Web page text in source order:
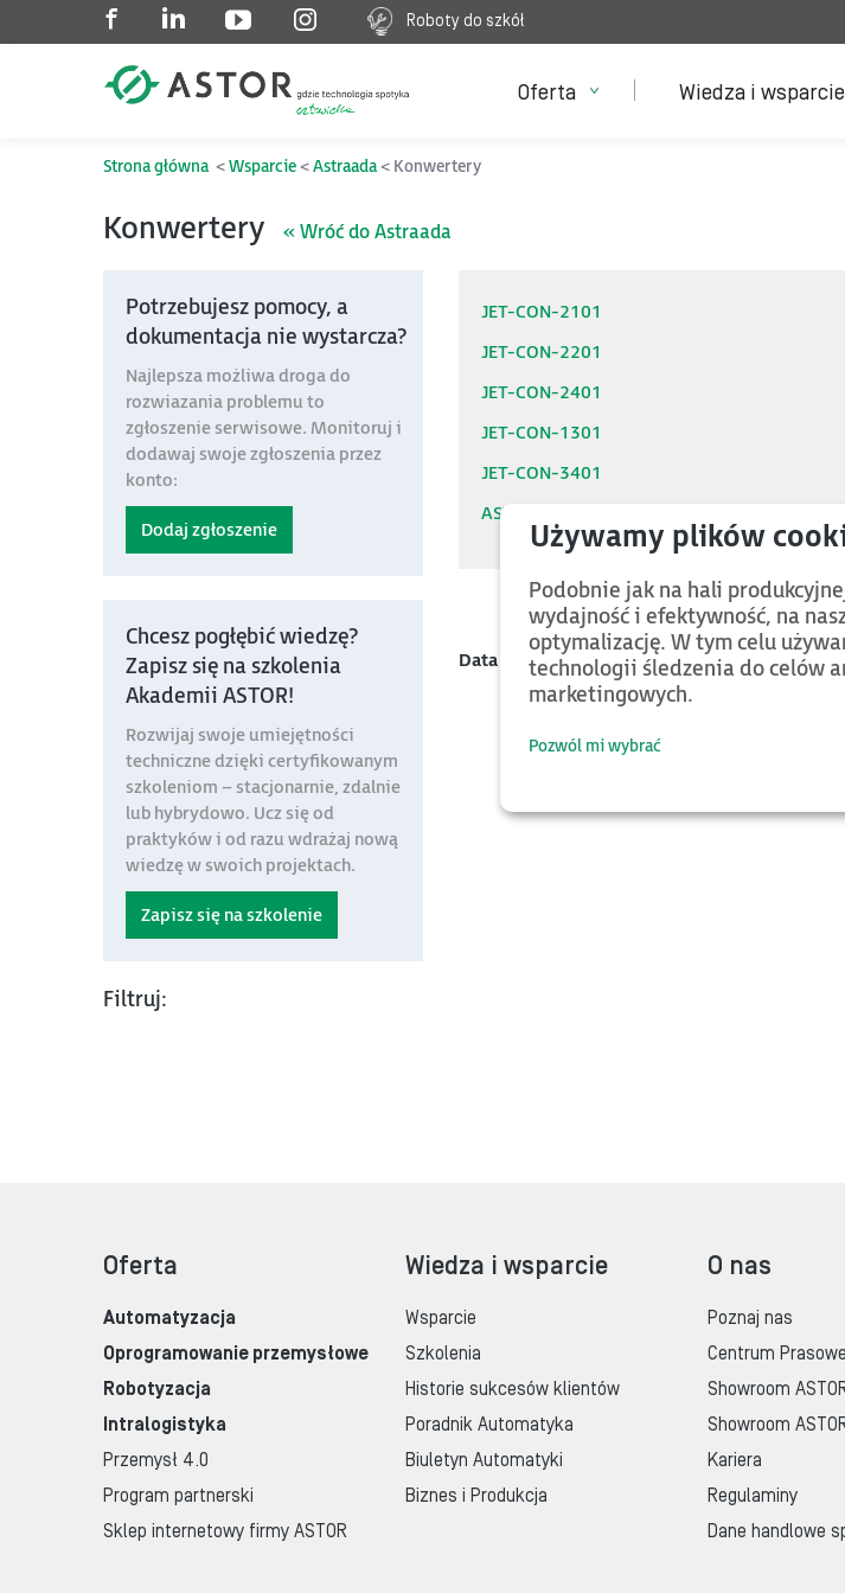
Roboty do szkół
Oferta Wiedza i wsparcie
Strona główna Wsparcie Astraada Konwertery
Konwertery « Wróć do Astraada
Potrzebujesz pomocy, a
dokumentacja nie wystarcza?
Najlepsza możliwa droga do
rozwiazania problemu to
zgłoszenie serwisowe. Monitoruj i
dodawaj swoje zgłoszenia przez
konto:
Dodaj zgłoszenie
Chcesz pogłębić wiedzę?
Zapisz się na szkolenia
Akademii ASTOR!
Rozwijaj swoje umiejętności
techniczne dzięki certyfikowanym
szkoleniom – stacjonarnie, zdalnie
lub hybrydowo. Ucz się od
praktyków i od razu wdrażaj nową
wiedzę w swoich projektach.
Zapisz się na szkolenie
Filtruj:
JET-CON-2101
JET-CON-2201
JET-CON-2401
JET-CON-1301
JET-CON-3401
AST-CON-485E
Data mod. Kategoria Nazwa
Jeśli
Oferta
Automatyzacja
Oprogramowanie przemysłowe
Robotyzacja
Intralogistyka
Przemysł 4.0
Program partnerski
Sklep internetowy firmy ASTOR
Wiedza i wsparcie
Wsparcie
Szkolenia
Historie sukcesów klientów
Poradnik Automatyka
Biuletyn Automatyki
Biznes i Produkcja
O nas
Poznaj nas
Centrum Prasowe
Showroom
Showroom
Kariera
Regulaminy
Dane handlowe
Podobnie jak na hali
wydajność i efektywność, na
optymalizację. W tym celu
technologii śledzenia do celów
marketingowych.
Pozwól mi wybrać